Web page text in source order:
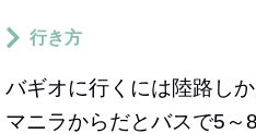
行き方
バギオに行くには陸路しか
マニラからだとバスで5～8